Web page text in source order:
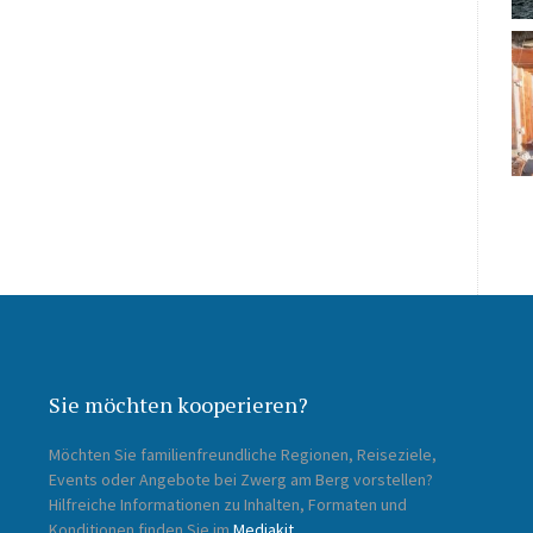
Sie möchten kooperieren?
Möchten Sie familienfreundliche Regionen, Reiseziele,
Events oder Angebote bei Zwerg am Berg vorstellen?
Hilfreiche Informationen zu Inhalten, Formaten und